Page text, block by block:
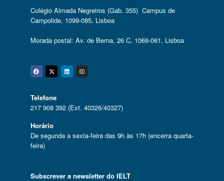
Colégio Almada Negreiros (Gab. 355) Campus de
Campolide, 1099-085, Lisboa
Morada postal: Av. de Berna, 26 C, 1069-061, Lisboa
Facebook
Twitter
Linkedin
Instagram
Telefone
217 908 392 (Ext. 40326/40327)
Horário
De segunda a sexta-feira das 9h às 17h (encerra quarta-
feira)
Subscrever a newsletter do IELT